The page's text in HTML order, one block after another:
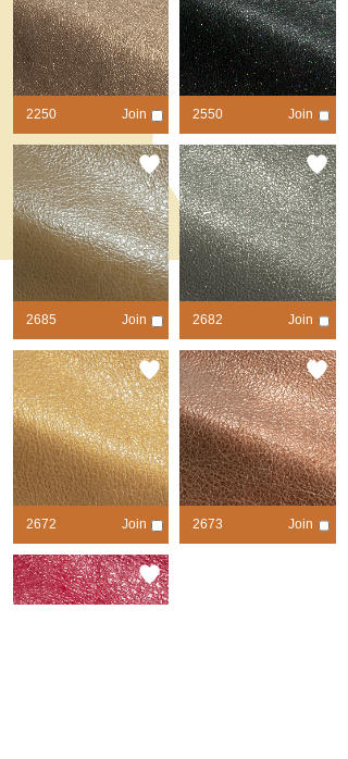
2250 Join
contrast
2550 Join
contrast
2685 Join
contrast
2682 Join
contrast
2672 Join
contrast
2673 Join